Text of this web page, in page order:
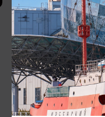
Ресторан
(закрыт)
11:00-23:00
Калининград